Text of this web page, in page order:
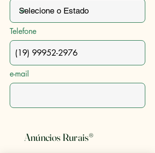
Telefone
e-mail
Anúncios Rurais®